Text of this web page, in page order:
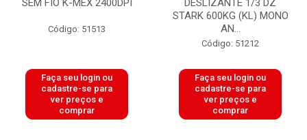
SEM FIO K-MEX 2400DPI
Código: 51513
Faça seu login ou
cadastre-se para
ver preços e
comprar
DESLIZANTE 1/3 DZ
STARK 600KG (KL) MONO
AN...
Código: 51212
Faça seu login ou
cadastre-se para
ver preços e
comprar